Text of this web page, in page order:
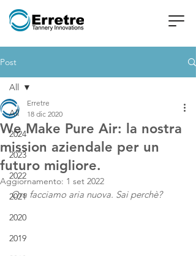
Post
All
2024
2023
2022
2021
2020
2019
All
We Make Pure Air: la nostra
mission aziendale per un
futuro migliore.
Erretre
18 dic 2020
Aggiornamento: 1 set 2022
Ora facciamo aria nuova. Sai perchè?